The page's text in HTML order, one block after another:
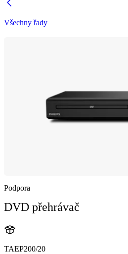
Všechny řady
Podpora
DVD přehrávač
TAEP200/20